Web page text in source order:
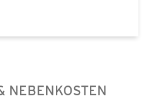
NEBENKOSTEN